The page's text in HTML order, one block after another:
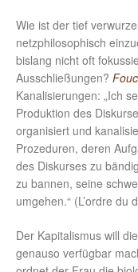
Wie ist der tief
netzphilosophisch
bislang nicht oft
Ausschließungen?
Kanalisierungen: „Ich
Produktion des
organisiert und
Prozeduren, deren
des Diskurses zu
zu bannen, seine
umgehen.“ (L’ordre du
Der Kapitalismus will
genauso verfügbar